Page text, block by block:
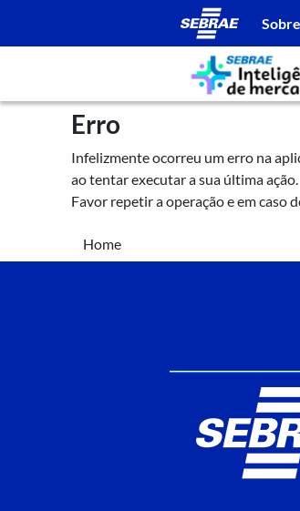
Erro
Infelizmente ocorreu um erro na
ao tentar executar a sua última ação.
Favor repetir a operação e em caso
Home